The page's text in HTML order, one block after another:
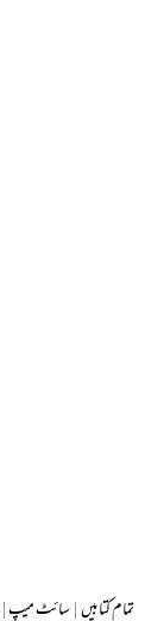
|سائٹ میپ|تمام کتابیں